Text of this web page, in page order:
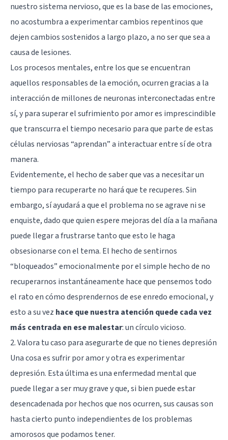
nuestrosistema nervioso, que es la base de las emociones,
no acostumbra a experimentar cambios repentinos que
dejen cambios sostenidos a largo plazo, a no ser que sea a
causa de lesiones.
Los procesos mentales, entre los que se encuentran
aquellos responsables de la emoción, ocurren gracias a la
interacción de millones de neuronas interconectadas entre
sí, y para superar el sufrimiento por amor es imprescindible
que transcurra el tiempo necesario para que parte de estas
células nerviosas “aprendan” a interactuar entre sí de otra
manera.
Evidentemente, el hecho de saber que vas a necesitar un
tiempo para recuperarte no hará que te recuperes. Sin
embargo, sí ayudará a que el problema no se agrave ni se
enquiste, dado que quien espere mejoras del día a la mañana
puede llegar a frustrarse tanto que esto le haga
obsesionarse con el tema. El hecho de sentirnos
“bloqueados” emocionalmente por el simple hecho de no
recuperarnos instantáneamente hace que pensemos todo
el rato en cómo desprendernos de ese enredo emocional, y
esto a su vez hace que nuestra atención quede cada vez
más centrada en ese malestar: un círculo vicioso.
2. Valora tu caso para asegurarte de que no tienes depresión
Una cosa es sufrir por amor y otra es experimentar
depresión. Esta última es una enfermedad mental que
puede llegar a ser muy grave y que, si bien puede estar
desencadenada por hechos que nos ocurren, sus causas son
hasta cierto punto independientes de los problemas
amorosos que podamos tener.